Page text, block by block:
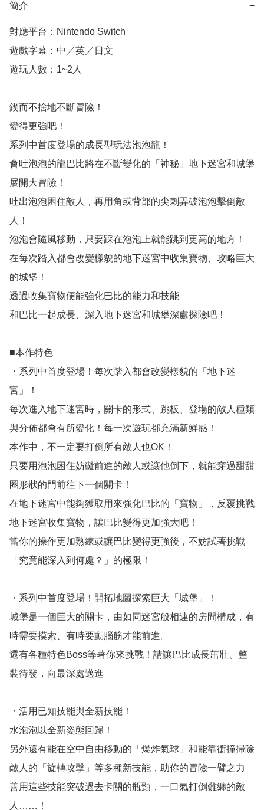
簡介 −
對應平台：Nintendo Switch
遊戲字幕：中／英／日文
遊玩人數：1~2人
鍥而不捨地不斷冒險！
變得更強吧！
系列中首度登場的成長型玩法泡泡龍！
會吐泡泡的龍巴比將在不斷變化的「神秘」地下迷宮和城堡
展開大冒險！
吐出泡泡困住敵人，再用角或背部的尖刺弄破泡泡擊倒敵
人！
泡泡會隨風移動，只要踩在泡泡上就能跳到更高的地方！
在每次踏入都會改變樣貌的地下迷宮中收集寶物、攻略巨大
的城堡！
透過收集寶物便能強化巴比的能力和技能
和巴比一起成長、深入地下迷宮和城堡深處探險吧！
■本作特色
・系列中首度登場！每次踏入都會改變樣貌的「地下迷
宮」！
每次進入地下迷宮時，關卡的形式、跳板、登場的敵人種類
與分佈都會有所變化！每一次遊玩都充滿新鮮感！
本作中，不一定要打倒所有敵人也OK！
只要用泡泡困住妨礙前進的敵人或讓他倒下，就能穿過甜甜
圈形狀的門前往下一個關卡！
在地下迷宮中能夠獲取用來強化巴比的「寶物」，反覆挑戰
地下迷宮收集寶物，讓巴比變得更加強大吧！
當你的操作更加熟練或讓巴比變得更強後，不妨試著挑戰
「究竟能深入到何處？」的極限！
・系列中首度登場！開拓地圖探索巨大「城堡」！
城堡是一個巨大的關卡，由如同迷宮般相連的房間構成，有
時需要摸索、有時要動腦筋才能前進。
還有各種特色Boss等著你來挑戰！請讓巴比成長茁壯、整
裝待發，向最深處邁進
・活用已知技能與全新技能！
水泡泡以全新姿態回歸！
另外還有能在空中自由移動的「爆炸氣球」和能靠衝撞掃除
敵人的「旋轉攻擊」等多種新技能，助你的冒險一臂之力
善用這些技能突破過去卡關的瓶頸，一口氣打倒難纏的敵
人……！